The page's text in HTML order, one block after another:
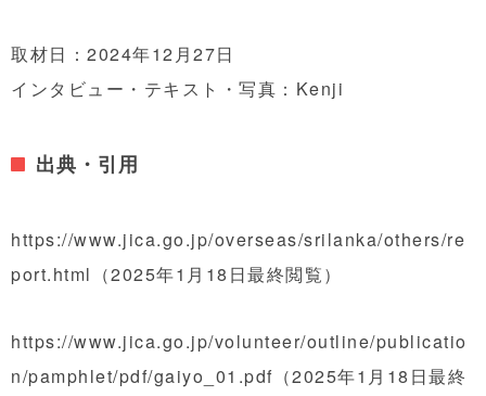
取材日：2024年12月27日
インタビュー・テキスト・写真：Kenji
出典・引用
https://www.jica.go.jp/overseas/srilanka/others/re
port.html （2025年1月18日最終閲覧）
https://www.jica.go.jp/volunteer/outline/publicatio
n/pamphlet/pdf/gaiyo_01.pdf （2025年1月18日最終